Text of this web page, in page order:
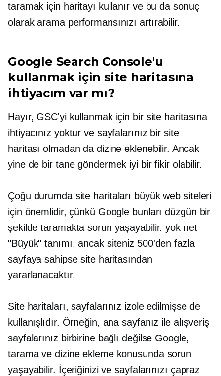
taramak için haritayı kullanır ve bu da sonuç
olarak arama performansınızı artırabilir.
Google Search Console'u
kullanmak için site haritasına
ihtiyacım var mı?
Hayır, GSC'yi kullanmak için bir site haritasına
ihtiyacınız yoktur ve sayfalarınız bir site
haritası olmadan da dizine eklenebilir. Ancak
yine de bir tane göndermek iyi bir fikir olabilir.
Çoğu durumda site haritaları büyük web siteleri
için önemlidir, çünkü Google bunları düzgün bir
şekilde taramakta sorun yaşayabilir. yok net
"Büyük" tanımı, ancak siteniz 500'den fazla
sayfaya sahipse site haritasından
yararlanacaktır.
Site haritaları, sayfalarınız izole edilmişse de
kullanışlıdır. Örneğin, ana sayfanız ile alışveriş
sayfalarınız birbirine bağlı değilse Google,
tarama ve dizine ekleme konusunda sorun
yaşayabilir. İçeriğinizi ve sayfalarınızı çapraz